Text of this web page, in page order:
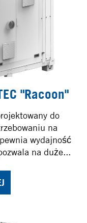
"Racoon"
do
na
wydajność
na duże...